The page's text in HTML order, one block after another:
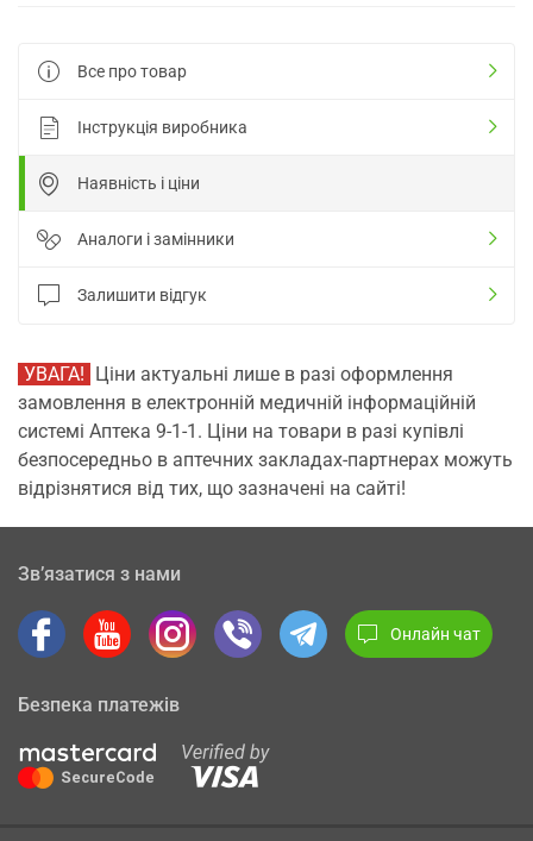
Все про товар
Інструкція виробника
Наявність і ціни
Аналоги і замінники
Залишити відгук
УВАГА! Ціни актуальні лише в разі оформлення
замовлення в електронній медичній інформаційній
системі Аптека 9-1-1. Ціни на товари в разі купівлі
безпосередньо в аптечних закладах-партнерах можуть
відрізнятися від тих, що зазначені на сайті!
Зв’язатися з нами
Онлайн чат
Безпека платежів